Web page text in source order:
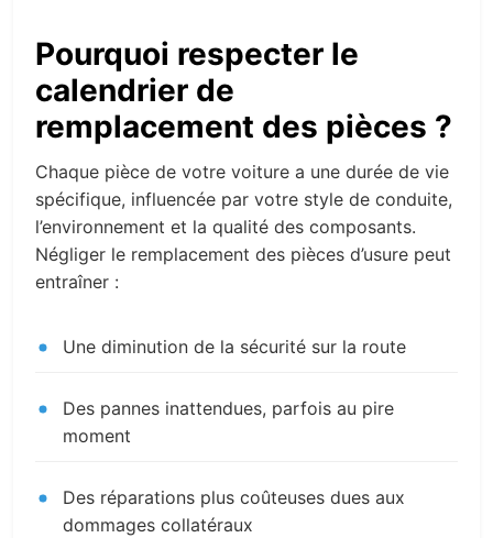
Pourquoi respecter le
calendrier de
remplacement des pièces ?
Chaque pièce de votre voiture a une durée de vie
spécifique, influencée par votre style de conduite,
l’environnement et la qualité des composants.
Négliger le remplacement des pièces d’usure peut
entraîner :
Une diminution de la sécurité sur la route
Des pannes inattendues, parfois au pire
moment
Des réparations plus coûteuses dues aux
dommages collatéraux